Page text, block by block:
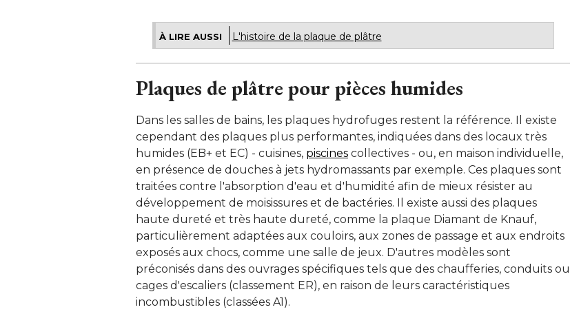
À LIRE AUSSI L'histoire de la plaque de plâtre
Plaques de plâtre pour pièces humides
Dans les salles de bains, les plaques hydrofuges restent la référence. Il existe
cependant des plaques plus performantes, indiquées dans des locaux très
humides (EB+ et EC) - cuisines, piscines collectives - ou, en maison individuelle,
en présence de douches à jets hydromassants par exemple. Ces plaques sont
traitées contre l'absorption d'eau et d'humidité afin de mieux résister au
développement de moisissures et de bactéries. Il existe aussi des plaques
haute dureté et très haute dureté, comme la plaque Diamant de Knauf,
particulièrement adaptées aux couloirs, aux zones de passage et aux endroits
exposés aux chocs, comme une salle de jeux. D'autres modèles sont
préconisés dans des ouvrages spécifiques tels que des chaufferies, conduits ou
cages d'escaliers (classement ER), en raison de leurs caractéristiques
incombustibles (classées A1).